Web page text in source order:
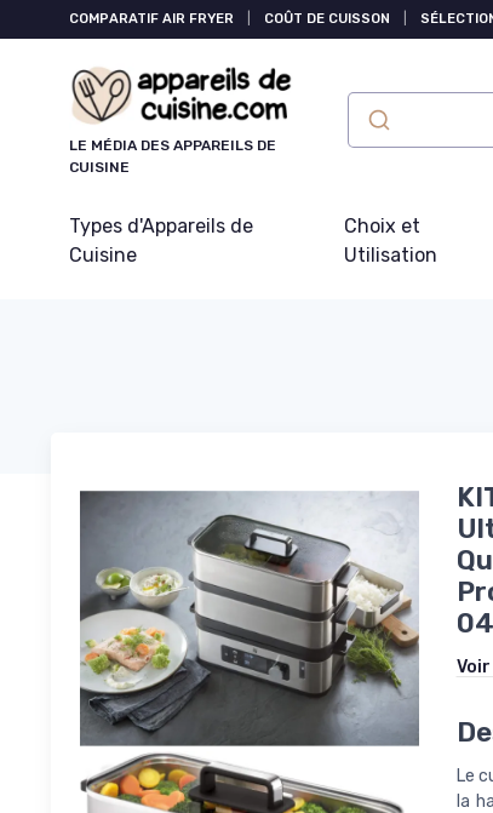
COMPARATIF AIR FRYER COÛT DE CUISSON
LE MÉDIA DES APPAREILS DE
CUISINE
Types d'Appareils de
Cuisine
Choix et
Utilisation
Le
la
Panneau de gestion des cookies